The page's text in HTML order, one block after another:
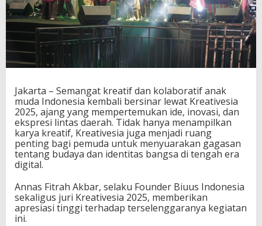
e
a
t
i
s
a
A
d
a
l
a
h
N
-
n
Jakarta – Semangat kreatif dan kolaboratif anak
muda Indonesia kembali bersinar lewat Kreativesia
2025, ajang yang mempertemukan ide, inovasi, dan
ekspresi lintas daerah. Tidak hanya menampilkan
karya kreatif, Kreativesia juga menjadi ruang
penting bagi pemuda untuk menyuarakan gagasan
tentang budaya dan identitas bangsa di tengah era
digital.
Annas Fitrah Akbar, selaku Founder Biuus Indonesia
sekaligus juri Kreativesia 2025, memberikan
apresiasi tinggi terhadap terselenggaranya kegiatan
ini.